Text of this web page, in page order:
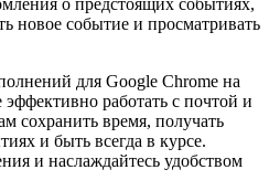
новое событие и просматривать
для Google Chrome на
работать с почтой и
сохранить время, получать
и быть всегда в курсе.
и наслаждайтесь удобством